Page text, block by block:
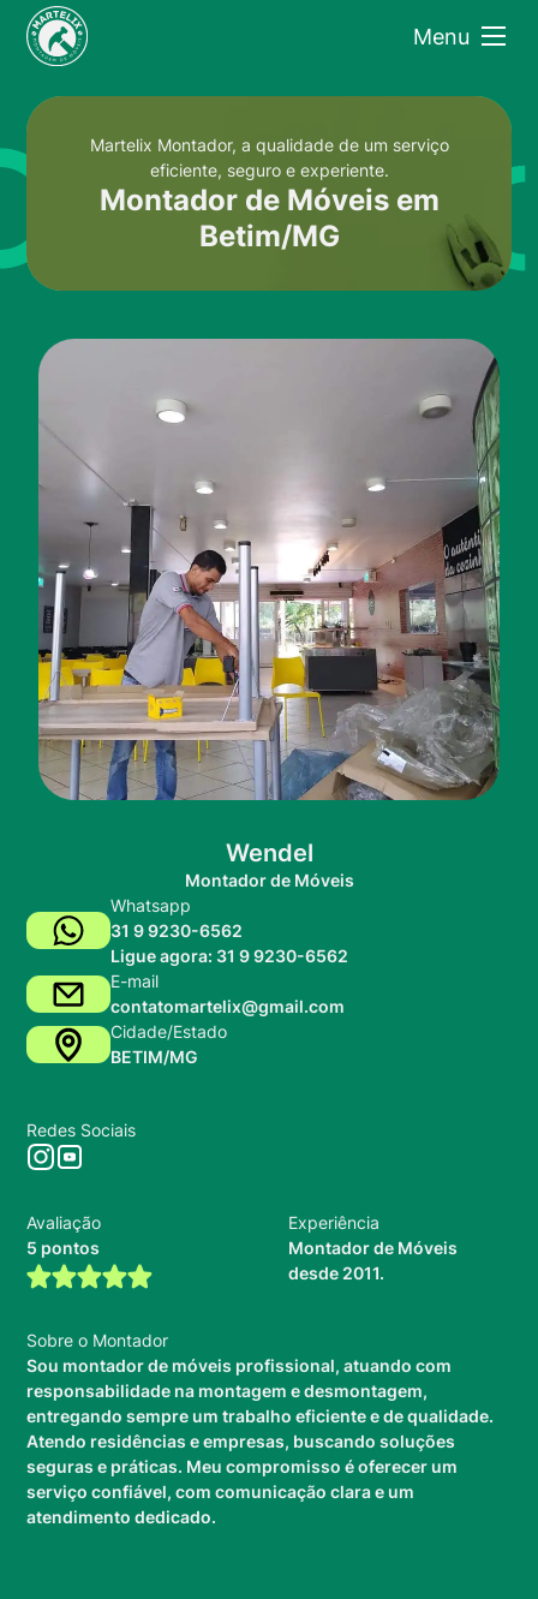
Menu
Martelix Montador, a qualidade de um serviço
eficiente, seguro e experiente.
Montador de Móveis em
Betim/MG
Wendel
Montador de Móveis
Whatsapp
31 9 9230-6562
Ligue agora: 31 9 9230-6562
E-mail
contatomartelix@gmail.com
Cidade/Estado
BETIM/MG
Redes Sociais
Avaliação
5 pontos
Experiência
Montador de Móveis
desde 2011.
Sobre o Montador
Sou montador de móveis profissional, atuando com
responsabilidade na montagem e desmontagem,
entregando sempre um trabalho eficiente e de qualidade.
Atendo residências e empresas, buscando soluções
seguras e práticas. Meu compromisso é oferecer um
serviço confiável, com comunicação clara e um
atendimento dedicado.